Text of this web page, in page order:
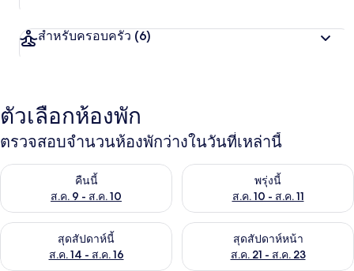
สำหรับครอบครัว (6)
ตัวเลือกห้องพัก
ตรวจสอบจำนวนห้องพักว่างในวันที่เหล่านี้
คืนนี้
ส.ค. 9 - ส.ค. 10
ตรวจสอบจำนวนห้องพักว่างในคืนนี้ ส.ค. 9 - ส.ค. 10
พรุ่งนี้
ส.ค. 10 - ส.ค. 11
ตรวจสอบจำนวนห้องพักว่างใน
สุดสัปดาห์นี้
ส.ค. 14 - ส.ค. 16
ตรวจสอบจำนวนห้องพักว่างในสุดสัปดาห์นี้ ส.ค. 14 - ส.ค. 16
สุดสัปดาห์หน้า
ส.ค. 21 - ส.ค. 23
ตรวจสอบจำนวนห้องพักว่างใน